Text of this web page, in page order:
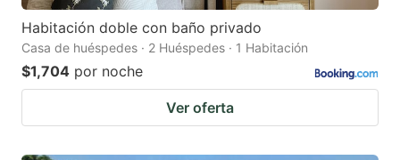
Habitación doble con baño privado
Casa de huéspedes · 2 Huéspedes · 1 Habitación
$1,704 por noche
Ver oferta